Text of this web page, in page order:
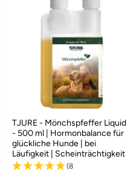
TJURE - Mönchspfeffer Liquid
- 500 ml | Hormonbalance für
glückliche Hunde | bei
Läufigkeit | Scheinträchtigkeit
(8